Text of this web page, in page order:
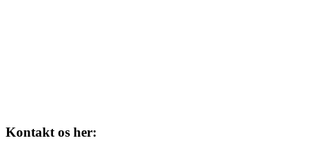
Kontakt os her: